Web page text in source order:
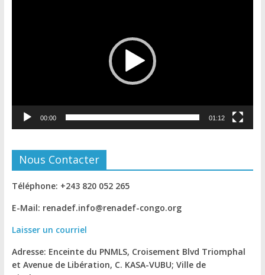
00:00 01:12
Nous Contacter
Téléphone: +243 820 052 265
E-Mail: renadef.info@renadef-congo.org
Laisser un courriel
Adresse: Enceinte du PNMLS, Croisement Blvd Triomphal
et Avenue de Libération, C. KASA-VUBU; Ville de